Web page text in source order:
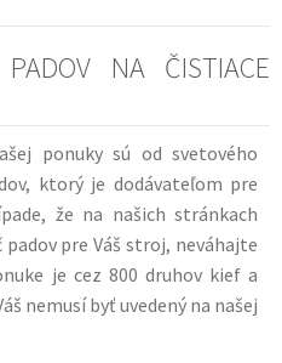
NA ČISTIACE
ponuky sú od svetového
ktorý je dodávateľom pre
že na našich stránkach
pre Váš stroj, neváhajte
je cez 800 druhov kief a
nemusí byť uvedený na našej